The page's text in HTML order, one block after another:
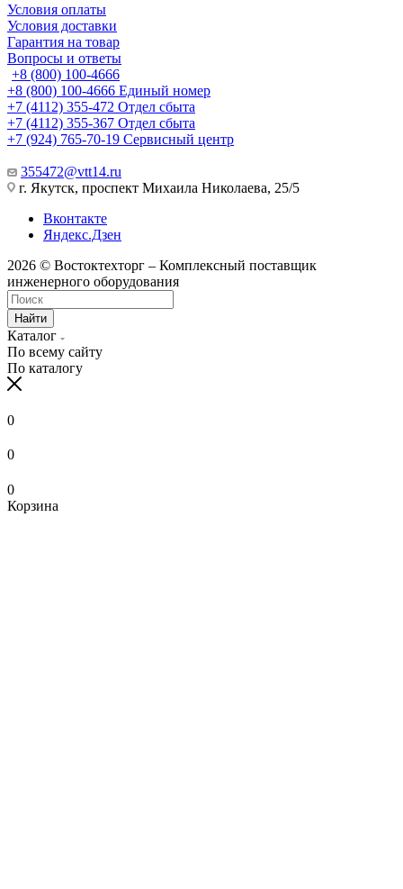
Условия оплаты
Условия доставки
Гарантия на товар
Вопросы и ответы
+8 (800) 100-4666
+8 (800) 100-4666 Единый номер
+7 (4112) 355-472 Отдел сбыта
+7 (4112) 355-367 Отдел сбыта
+7 (924) 765-70-19 Сервисный центр
355472@vtt14.ru
г. Якутск, проспект Михаила Николаева, 25/5
Вконтакте
Яндекс.Дзен
2026 © Востоктехторг – Комплексный поставщик
инженерного оборудования
Найти
Каталог
По всему сайту
По каталогу
0
0
0
Корзина